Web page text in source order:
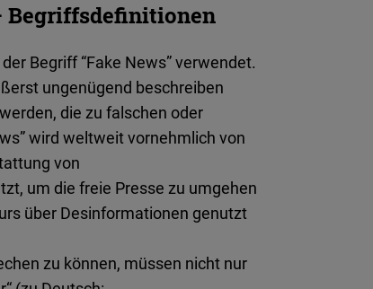
Begriffsdefinitionen
Begriff “Fake News” verwendet.
ungenügend beschreiben
die zu falschen oder
wird weltweit vornehmlich von
von
um die freie Presse zu umgehen
über Desinformationen genutzt
zu können, müssen nicht nur